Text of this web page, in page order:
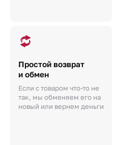
Простой возврат
и обмен
Если с товаром что-то не
так, мы обменяем его на
новый или вернем деньги